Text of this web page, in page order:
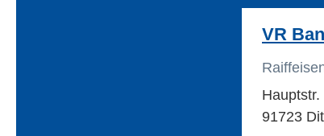
VR
Hauptstr.
91723